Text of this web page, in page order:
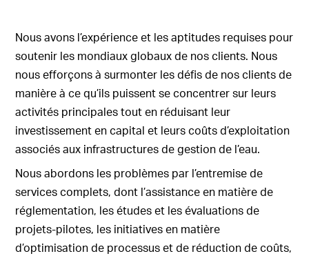
Nous avons l’expérience et les aptitudes requises pour
soutenir les mondiaux globaux de nos clients. Nous
nous efforçons à surmonter les défis de nos clients de
manière à ce qu’ils puissent se concentrer sur leurs
activités principales tout en réduisant leur
investissement en capital et leurs coûts d’exploitation
associés aux infrastructures de gestion de l’eau.
Nous abordons les problèmes par l’entremise de
services complets, dont l’assistance en matière de
réglementation, les études et les évaluations de
projets-pilotes, les initiatives en matière
d’optimisation de processus et de réduction de coûts,